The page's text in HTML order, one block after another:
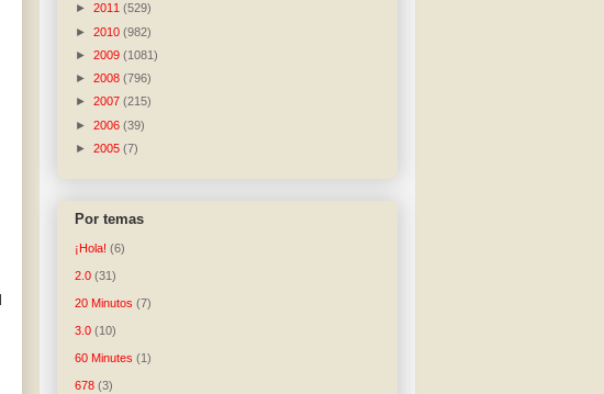
► 2011 (529)
► 2010 (982)
► 2009 (1081)
► 2008 (796)
► 2007 (215)
► 2006 (39)
► 2005 (7)
Por temas
¡Hola! (6)
2.0 (31)
20 Minutos (7)
3.0 (10)
60 Minutes (1)
678 (3)